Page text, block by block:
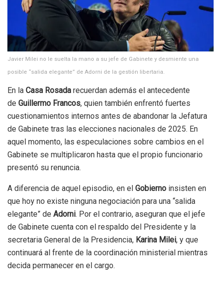
Javier Milei no le suelta la mano a su jefe de Gabinete y desmiente una
posible “salida elegante” de Adorni de la gestión libertaria.
En la Casa Rosada recuerdan además el antecedente
de Guillermo Francos, quien también enfrentó fuertes
cuestionamientos internos antes de abandonar la Jefatura
de Gabinete tras las elecciones nacionales de 2025. En
aquel momento, las especulaciones sobre cambios en el
Gabinete se multiplicaron hasta que el propio funcionario
presentó su renuncia.
A diferencia de aquel episodio, en el Gobierno insisten en
que hoy no existe ninguna negociación para una “salida
elegante” de Adorni. Por el contrario, aseguran que el jefe
de Gabinete cuenta con el respaldo del Presidente y la
secretaria General de la Presidencia, Karina Milei, y que
continuará al frente de la coordinación ministerial mientras
decida permanecer en el cargo.